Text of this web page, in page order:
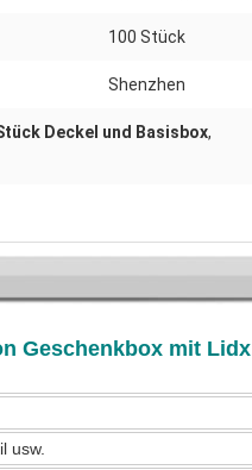
100 Stück
Shenzhen
Deckel und Basisbox,
Geschenkbox mit Lidx
usw.